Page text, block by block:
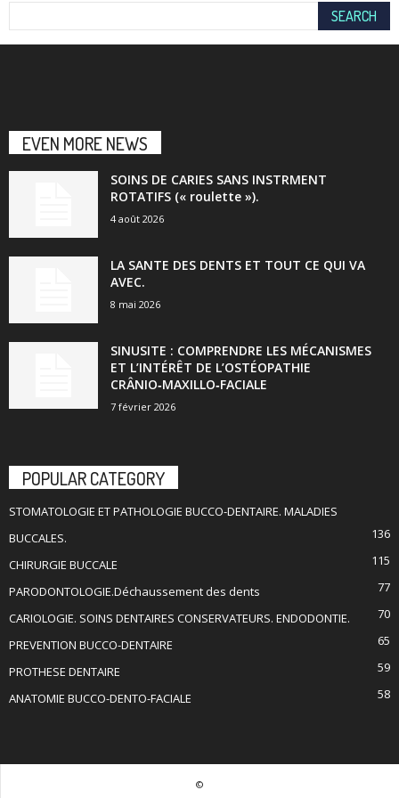
EVEN MORE NEWS
SOINS DE CARIES SANS INSTRMENT
ROTATIFS (« roulette »).
4 août 2026
LA SANTE DES DENTS ET TOUT CE QUI VA
AVEC.
8 mai 2026
SINUSITE : COMPRENDRE LES MÉCANISMES
ET L’INTÉRÊT DE L’OSTÉOPATHIE
CRÂNIO‑MAXILLO‑FACIALE
7 février 2026
POPULAR CATEGORY
STOMATOLOGIE ET PATHOLOGIE BUCCO-DENTAIRE. MALADIES
BUCCALES.
136
CHIRURGIE BUCCALE
115
PARODONTOLOGIE.Déchaussement des dents
77
CARIOLOGIE. SOINS DENTAIRES CONSERVATEURS. ENDODONTIE.
70
PREVENTION BUCCO-DENTAIRE
65
PROTHESE DENTAIRE
59
ANATOMIE BUCCO-DENTO-FACIALE
58
©